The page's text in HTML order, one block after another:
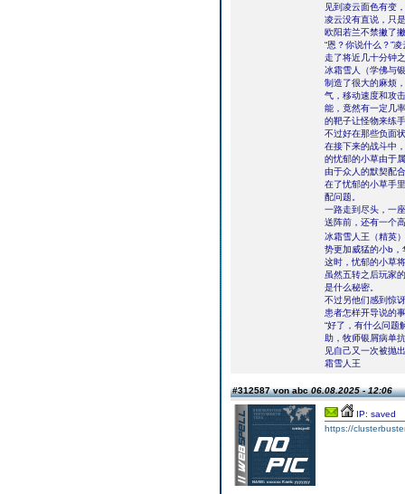
见到凌云面色有变
凌云没有直说，只
欧阳若兰不禁撇了
“恩？你说什么？”
走了将近几十分钟
冰霜雪人（学佛与
制造了很大的麻烦
气，移动速度和攻
能，竟然有一定几
的靶子让怪物来练
不过好在那些负面
在接下来的战斗中
的忧郁的小草由于
由于众人的默契配
在了忧郁的小草手
配问题。
一路走到尽头，一
送阵前，还有一个
冰霜雪人王（精英
势更加威猛的小b
这时，忧郁的小草
虽然五转之后玩家
是什么秘密。
不过另他们感到惊
患者怎样开导说的
“好了，有什么问题
助，牧师银屑病单
见自己又一次被抛
霜雪人王
#312587 von abc06.08.2025 - 12:06
IP: saved
https://